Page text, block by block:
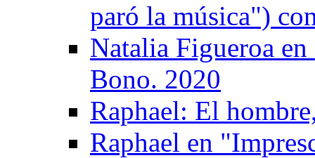
paró la música")
Natalia Figueroa
Bono. 2020
Raphael: El
Raphael en